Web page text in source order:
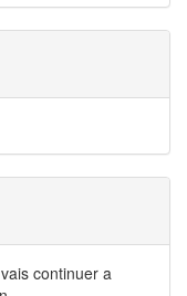
continuer a